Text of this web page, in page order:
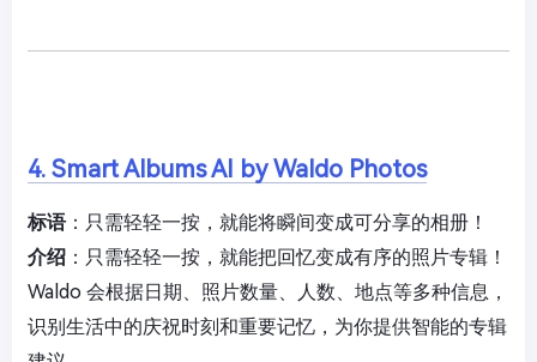
4. Smart Albums AI by Waldo Photos
标语：只需轻轻一按，就能将瞬间变成可分享的相册！
介绍 ：只需轻轻一按，就能把回忆变成有序的照片专辑！
Waldo 会根据日期、照片数量、人数、地点等多种信息，
识别生活中的庆祝时刻和重要记忆，为你提供智能的专辑